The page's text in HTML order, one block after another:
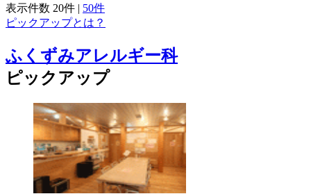
表示件数 20件 | 50件
ピックアップとは？
ふくずみアレルギー科
ピックアップ